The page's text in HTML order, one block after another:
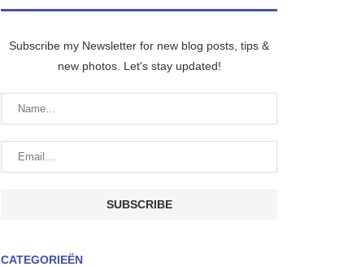
Subscribe my Newsletter for new blog posts, tips &
new photos. Let's stay updated!
CATEGORIEËN